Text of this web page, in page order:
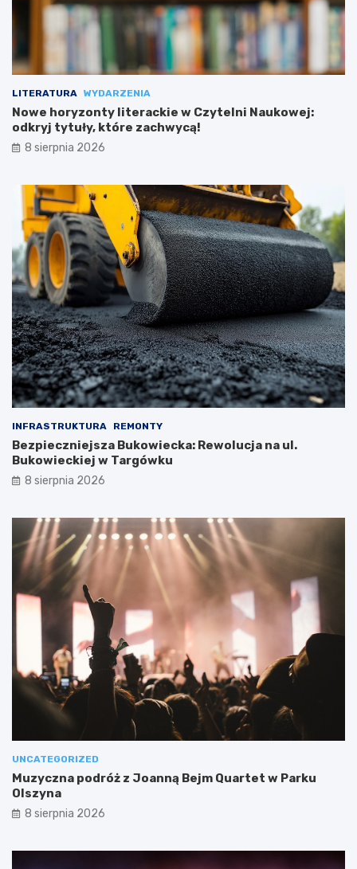
LITERATURA WYDARZENIA
Nowe horyzonty literackie w Czytelni Naukowej:
odkryj tytuły, które zachwycą!
8 sierpnia 2026
INFRASTRUKTURA REMONTY
Bezpieczniejsza Bukowiecka: Rewolucja na ul.
Bukowieckiej w Targówku
8 sierpnia 2026
UNCATEGORIZED
Muzyczna podróż z Joanną Bejm Quartet w Parku
Olszyna
8 sierpnia 2026